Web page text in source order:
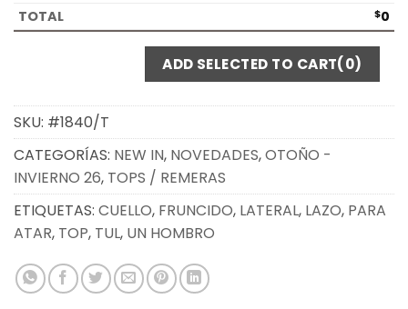
$0
ADD SELECTED TO CART(0)
SKU: #1840/T
CATEGORÍAS: NEW IN, NOVEDADES,OTOÑO -
INVIERNO 26, TOPS / REMERAS
ETIQUETAS: CUELLO, FRUNCIDO, LATERAL, LAZO, PARA
ATAR, TOP, TUL, UN HOMBRO